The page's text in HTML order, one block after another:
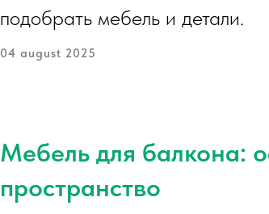
подобрать мебель и детали.
04 august 2025
Мебель для балкона:
пространство